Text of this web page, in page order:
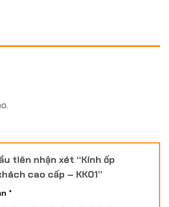
tiên nhận xét “Kính ốp
cao cấp – KK01”
*